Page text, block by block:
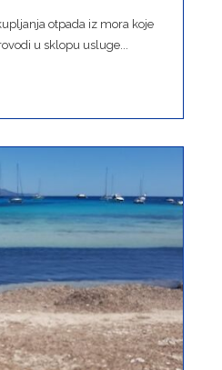
otpada iz mora koje
u sklopu usluge...